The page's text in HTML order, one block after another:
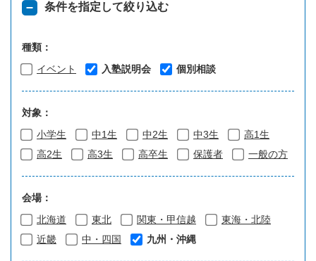
条件を指定して絞り込む
種類：
イベント
入塾説明会 個別相談
対象：
小学生
中1生 中2生 中3生
高1生
高2生
高3生 高卒生 保護者 一般の方
会場：
北海道
東北 関東・甲信越
東海・北陸
近畿
中・四国 九州・沖縄